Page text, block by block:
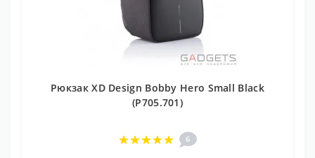
Рюкзак XD Design Bobby Hero Small Black
(P705.701)
6